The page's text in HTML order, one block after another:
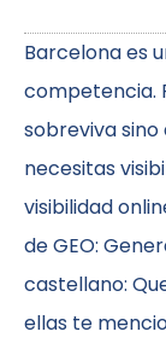
Barcelona es
competencia.
sobreviva
necesitas
visibilidad
de GEO:
castellano:
ellas te